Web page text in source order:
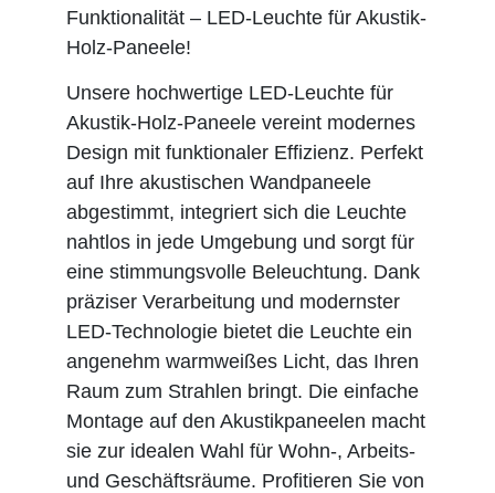
Funktionalität – LED-Leuchte für Akustik-
Holz-Paneele!
Unsere hochwertige LED-Leuchte für
Akustik-Holz-Paneele vereint modernes
Design mit funktionaler Effizienz. Perfekt
auf Ihre akustischen Wandpaneele
abgestimmt, integriert sich die Leuchte
nahtlos in jede Umgebung und sorgt für
eine stimmungsvolle Beleuchtung. Dank
präziser Verarbeitung und modernster
LED-Technologie bietet die Leuchte ein
angenehm warmweißes Licht, das Ihren
Raum zum Strahlen bringt. Die einfache
Montage auf den Akustikpaneelen macht
sie zur idealen Wahl für Wohn-, Arbeits-
und Geschäftsräume. Profitieren Sie von